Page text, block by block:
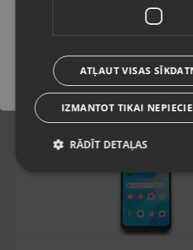
150.00 €
6.82€/mēn.
Saglabāt
ATĻAUT VISAS
IZMANTOT TIKAI
RĀDĪT DETAĻAS